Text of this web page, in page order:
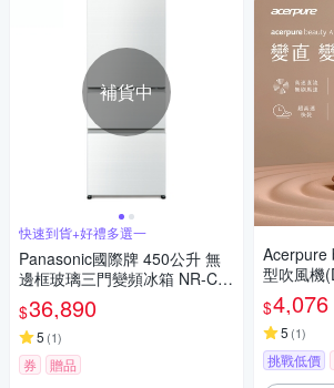
補貨中
快速到貨+好禮多選一
Panasonic國際牌 450公升 無
邊框玻璃三門變頻冰箱 NR-C4
54HG-W 翡翠白
$36,890
5 (1)
券 贈品
Acerpure
型吹風機
$4,076
5 (1)
挑戰低價